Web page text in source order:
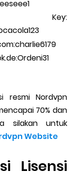
Key:
resmi Nordvpn
70% dan
silakan untuk
Website
Lisensi